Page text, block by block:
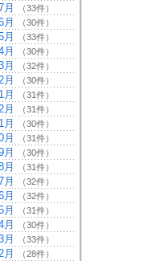
月 （33件）
月 （30件）
月 （33件）
月 （30件）
月 （32件）
月 （30件）
月 （31件）
月 （31件）
月 （30件）
月 （31件）
月 （30件）
月 （31件）
月 （32件）
月 （32件）
月 （31件）
月 （30件）
月 （33件）
月 （28件）